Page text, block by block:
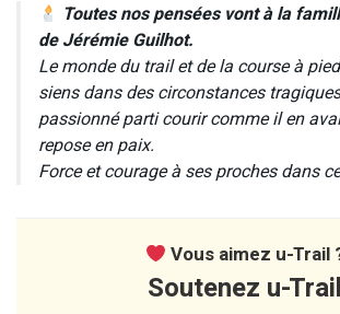
Toutes nos pensées vont à la
de Jérémie Guilhot.
Le monde du trail et de la course à
siens dans des circonstances
passionné parti courir comme il en
repose en paix.
Force et courage à ses proches dans
Vous aimez u-Trail
Soutenez u-Trail